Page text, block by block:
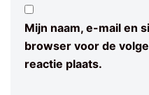
Mijn naam, e-mail en
browser voor de
reactie plaats.